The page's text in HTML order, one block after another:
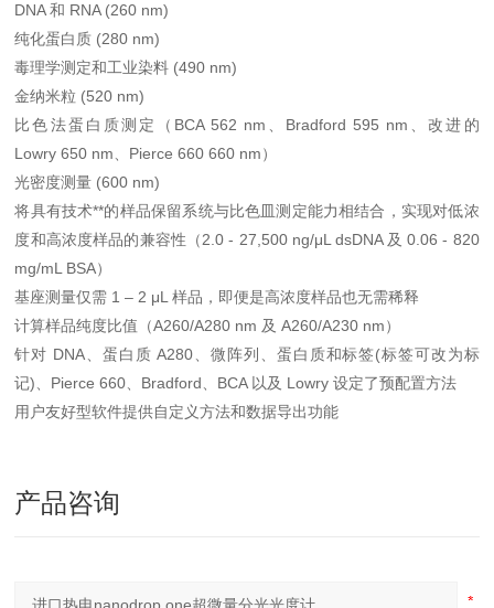
DNA 和 RNA (260 nm)
纯化蛋白质 (280 nm)
毒理学测定和工业染料 (490 nm)
金纳米粒 (520 nm)
比色法蛋白质测定（BCA 562 nm、Bradford 595 nm、改进的
Lowry 650 nm、Pierce 660 660 nm）
光密度测量 (600 nm)
将具有技术**的样品保留系统与比色皿测定能力相结合，实现对低浓
度和高浓度样品的兼容性（2.0 - 27,500 ng/μL dsDNA 及 0.06 - 820
mg/mL BSA）
基座测量仅需 1 – 2 μL 样品，即便是高浓度样品也无需稀释
计算样品纯度比值（A260/A280 nm 及 A260/A230 nm）
针对 DNA、蛋白质 A280、微阵列、蛋白质和标签(标签可改为标
记)、Pierce 660、Bradford、BCA 以及 Lowry 设定了预配置方法
用户友好型软件提供自定义方法和数据导出功能
产品咨询